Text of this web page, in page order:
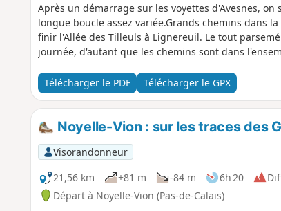
Après un démarrage sur les voyettes d'Avesnes,
longue boucle assez variée.Grands chemins dans
finir l'Allée des Tilleuls à Lignereuil. Le tout
journée, d'autant que les chemins sont dans
Télécharger le PDF Télécharger le GPX
Noyelle-Vion : sur les traces des
Visorandonneur
21,56 km
+81 m -84 m 6h 20
Départ à Noyelle-Vion (Pas-de-Calais)